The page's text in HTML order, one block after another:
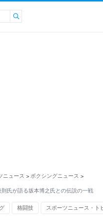
ニュース > ボクシングニュース >
氏が語る坂本博之氏との伝説の一戦
格闘技 スポーツニュース・ト